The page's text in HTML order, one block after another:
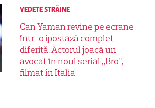
VEDETE STRĂINE
Can Yaman revine pe ecrane
într-o ipostază complet
diferită. Actorul joacă un
avocat în noul serial „Bro”,
filmat în Italia